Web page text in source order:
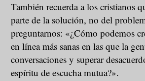
También recuerda a los cristianos
parte de la solución, no del
preguntarnos: «¿Cómo podemos
en línea más sanas en las que la
conversaciones y superar
espíritu de escucha mutua?».